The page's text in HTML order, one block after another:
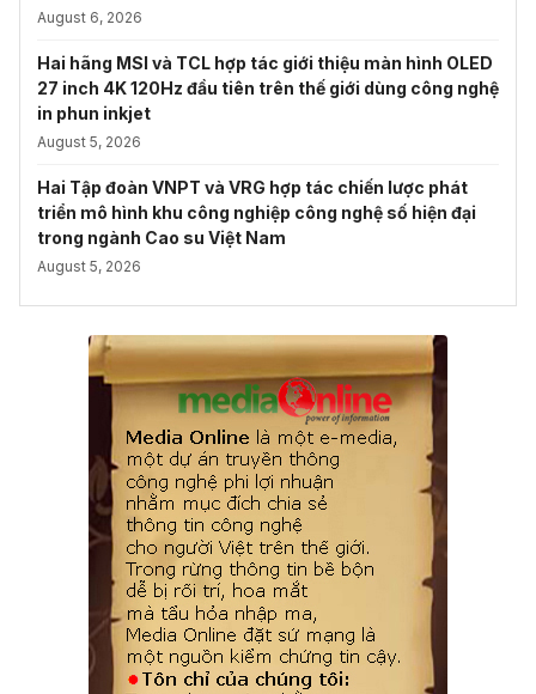
August 6, 2026
Hai hãng MSI và TCL hợp tác giới thiệu màn hình OLED
27 inch 4K 120Hz đầu tiên trên thế giới dùng công nghệ
in phun inkjet
August 5, 2026
Hai Tập đoàn VNPT và VRG hợp tác chiến lược phát
triển mô hình khu công nghiệp công nghệ số hiện đại
trong ngành Cao su Việt Nam
August 5, 2026